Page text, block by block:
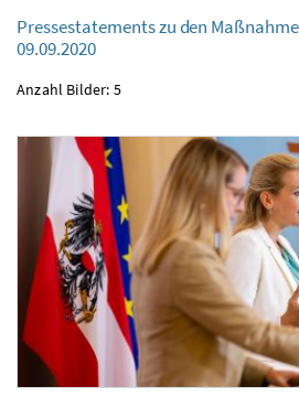
Pressestatements zu den Maßnahmen gegen die Krise
Pressestatements zu den
09.09.2020
Anzahl Bilder: 5